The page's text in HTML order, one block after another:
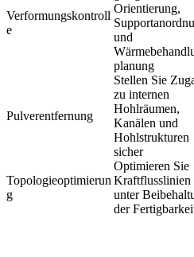
Verformungskontroll
e
Orientierung,
und
planung
Pulverentfernung
Stellen Sie
zu internen
Hohlräumen,
Kanälen und
Hohlstrukturen
sicher
Topologieoptimierun
g
Optimieren Sie
Kraftflusslinien
unter
der